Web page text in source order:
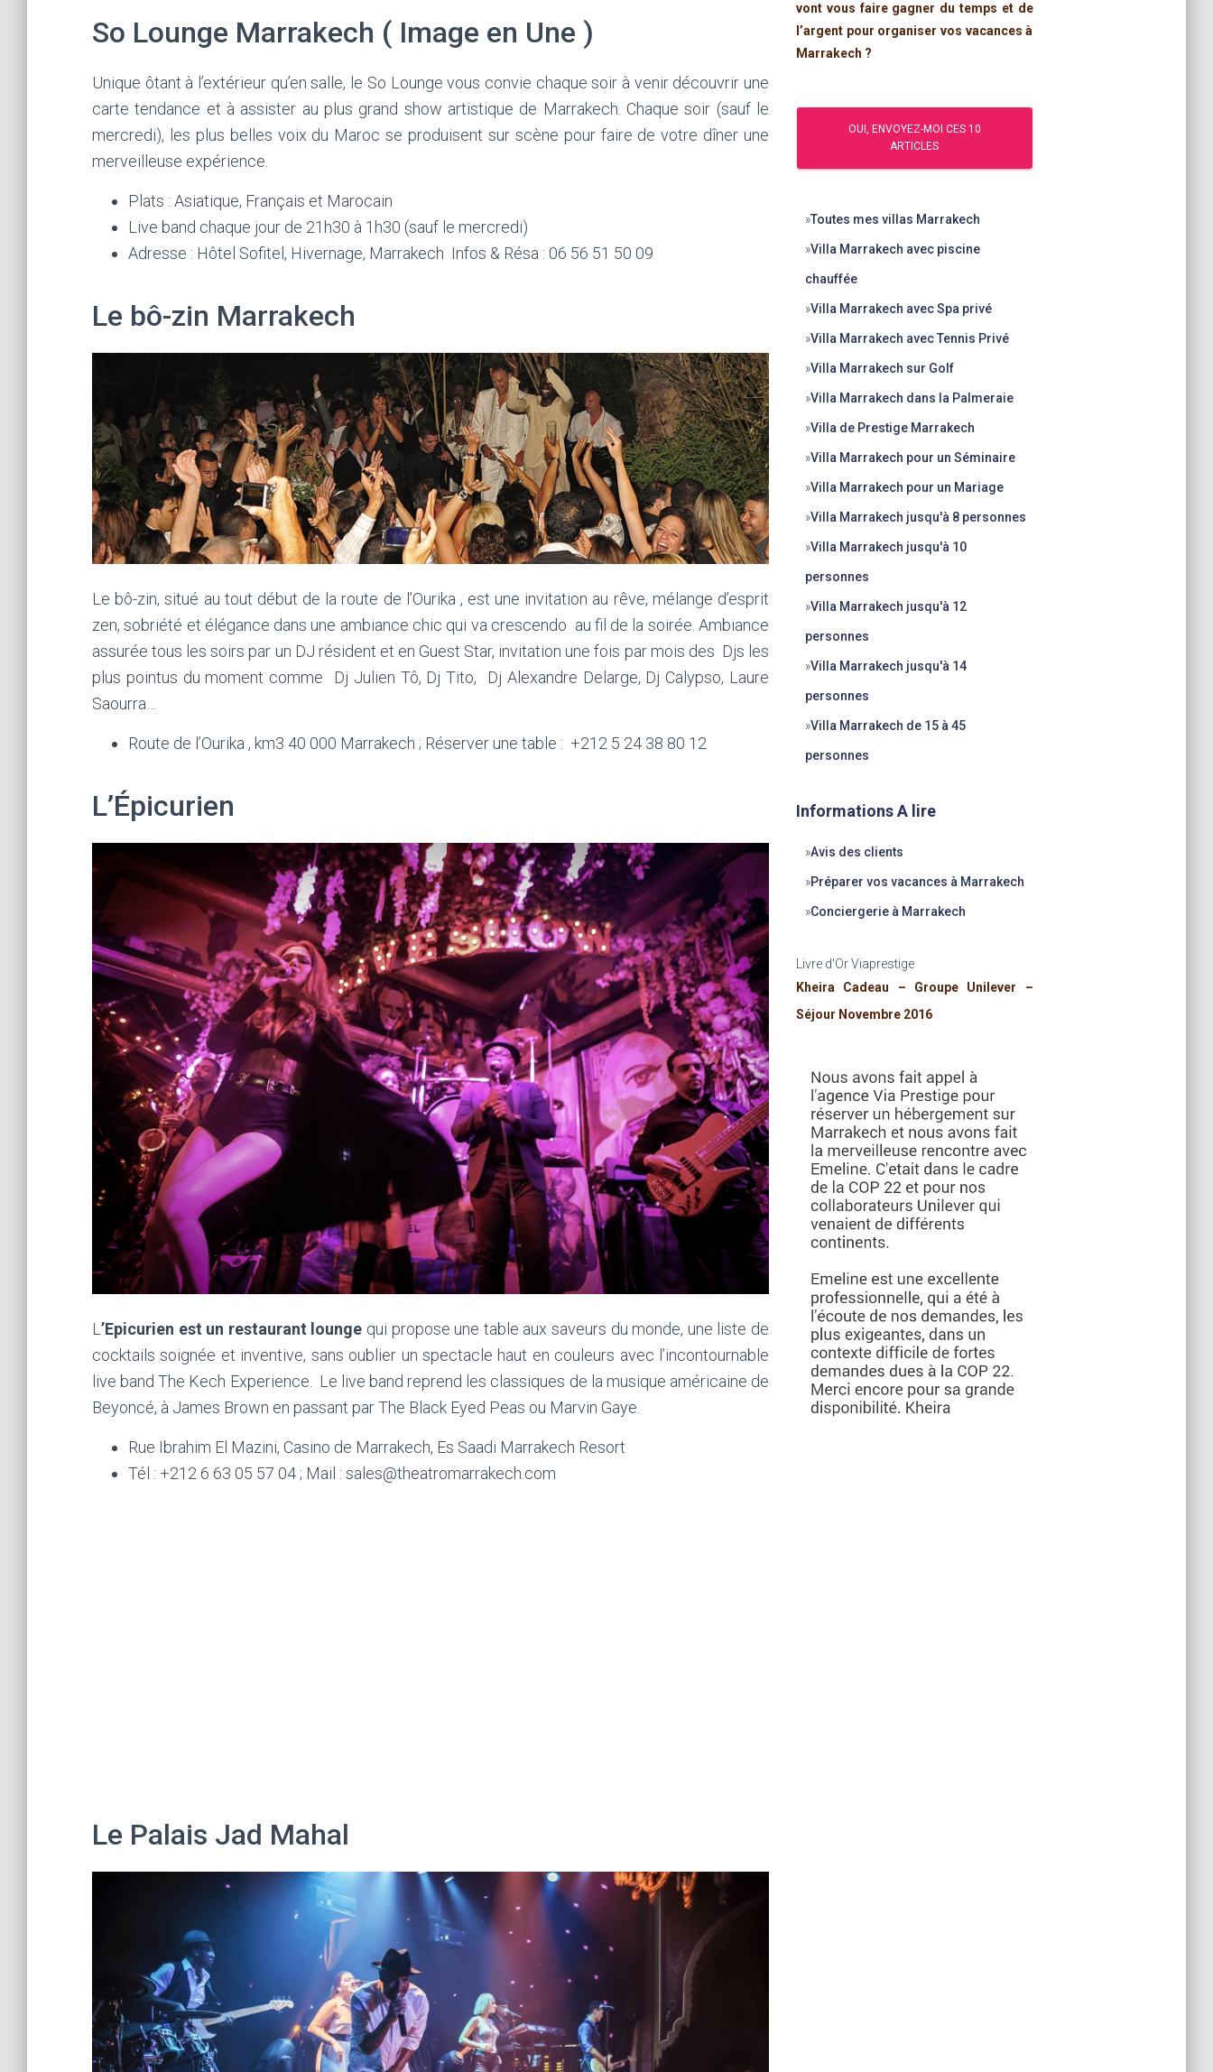
So Lounge Marrakech ( Image en Une )
Unique ôtant à l’extérieur qu’en salle, le So Lounge vous convie chaque soir à venir découvrir une
carte tendance et à assister au plus grand show artistique de Marrakech. Chaque soir (sauf le
mercredi), les plus belles voix du Maroc se produisent sur scène pour faire de votre dîner une
merveilleuse expérience.
Plats : Asiatique, Français et Marocain
Live band chaque jour de 21h30 à 1h30 (sauf le mercredi)
Adresse : Hôtel Sofitel, Hivernage, Marrakech Infos & Résa : 06 56 51 50 09
Le bô-zin Marrakech
Le bô-zin, situé au tout début de la route de l’Ourika , est une invitation au rêve, mélange d’esprit
zen, sobriété et élégance dans une ambiance chic qui va crescendo au fil de la soirée. Ambiance
assurée tous les soirs par un DJ résident et en Guest Star, invitation une fois par mois des Djs les
plus pointus du moment comme Dj Julien Tô, Dj Tito, Dj Alexandre Delarge, Dj Calypso, Laure
Saourra…
Route de l’Ourika , km3 40 000 Marrakech ; Réserver une table : +212 5 24 38 80 12
L’Épicurien
L ’Epicurien est un restaurant lounge qui propose une table aux saveurs du monde, une liste de
cocktails soignée et inventive, sans oublier un spectacle haut en couleurs avec l’incontournable
live band The Kech Experience. Le live band reprend les classiques de la musique américaine de
Beyoncé, à James Brown en passant par The Black Eyed Peas ou Marvin Gaye.
Rue Ibrahim El Mazini, Casino de Marrakech, Es Saadi Marrakech Resort
Tél : +212 6 63 05 57 04 ; Mail : sales@theatromarrakech.com
Le Palais Jad Mahal
vont vous faire gagner du temps et de
l’argent pour organiser vos vacances à
Marrakech ?
»Toutes mes villas Marrakech
»Villa Marrakech avec piscine
chauffée
»Villa Marrakech avec Spa privé
»Villa Marrakech avec Tennis Privé
»Villa Marrakech sur Golf
»Villa Marrakech dans la Palmeraie
»Villa de Prestige Marrakech
»Villa Marrakech pour un Séminaire
»Villa Marrakech pour un Mariage
»Villa Marrakech jusqu'à 8 personnes
»Villa Marrakech jusqu'à 10
personnes
»Villa Marrakech jusqu'à 12
personnes
»Villa Marrakech jusqu'à 14
personnes
»Villa Marrakech de 15 à 45
personnes
Informations A lire
»Avis des clients
»Préparer vos vacances à Marrakech
»Conciergerie à Marrakech
Livre d'Or Viaprestige
Kheira Cadeau – Groupe Unilever –
Séjour Novembre 2016